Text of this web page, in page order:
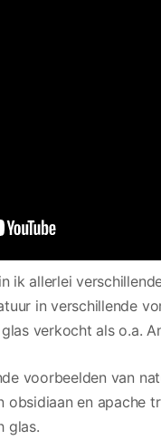
ik allerlei
in verschillende
verkocht als o.a.
voorbeelden van
obsidiaan en apache
glas.